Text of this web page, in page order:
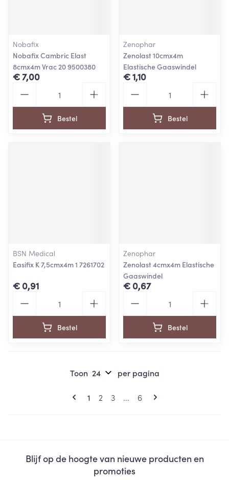
Nobafix
Nobafix Cambric Elast
8cmx4m Vrac 20 9500380
€ 7,00
Bestel
Zenophar
Zenolast 10cmx4m
Elastische Gaaswindel
€ 1,10
Bestel
BSN Medical
Easifix K 7,5cmx4m 1 7261702
€ 0,91
Bestel
Zenophar
Zenolast 4cmx4m Elastische
Gaaswindel
€ 0,67
Bestel
Pagina's
U lees momenteel pagina
1 Pagina
2 Pagina
3 ... Pagina
6
Toon per pagina
Blijf op de hoogte van nieuwe producten en
promoties